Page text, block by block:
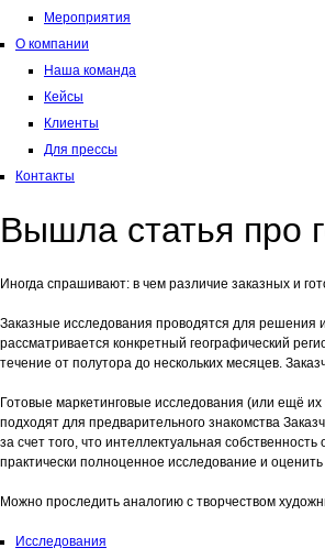
Мероприятия
О компании
Наша команда
Кейсы
Клиенты
Для прессы
Контакты
Вышла статья про
Иногда спрашивают: в чем различие заказных и
Заказные исследования проводятся для решения
рассматривается конкретный географический
течение от полутора до нескольких месяцев.
Готовые маркетинговые исследования (или ещё
подходят для предварительного знакомства
за счет того, что интеллектуальная
практически полноценное исследование и
Можно проследить аналогию с творчеством
Исследования